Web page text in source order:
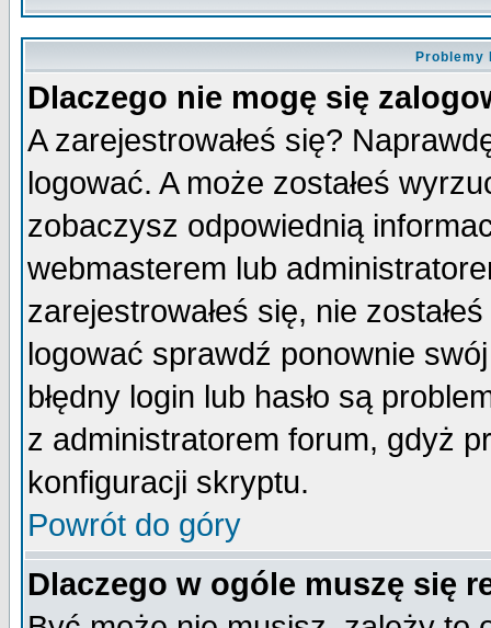
Problemy
Dlaczego nie mogę się
A zarejestrowałeś się?
logować. A może zostałeś
zobaczysz odpowiednią
webmasterem lub
zarejestrowałeś się, nie
logować sprawdź ponownie
błędny login lub hasło są
z administratorem forum, gdyż
konfiguracji skryptu.
Powrót do góry
Dlaczego w ogóle muszę się